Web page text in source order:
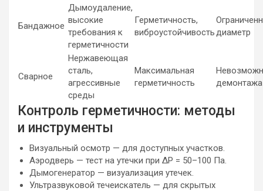
Бандажное
Дымоудаление,
высокие
требования к
герметичности
Герметичность,
виброустойчивостьдиаметр
Сварное
Нержавеющая
сталь,
агрессивные
среды
Максимальная
герметичность
демонтажа
Контроль герметичности: методы
и инструменты
Визуальный осмотр — для доступных участков.
Аэродверь — тест на утечки при ΔP = 50–100 Па.
Дымогенератор — визуализация утечек.
Ультразвуковой течеискатель — для скрытых